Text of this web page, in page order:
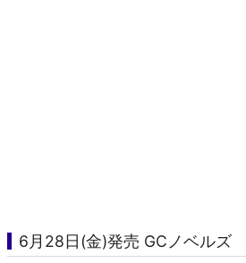
6月28日(金)発売 GCノベルズ